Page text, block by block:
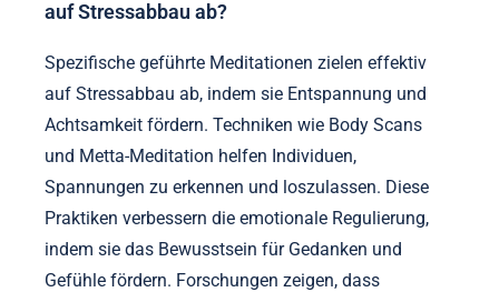
auf Stressabbau ab?
Spezifische geführte Meditationen zielen effektiv
auf Stressabbau ab, indem sie Entspannung und
Achtsamkeit fördern. Techniken wie Body Scans
und Metta-Meditation helfen Individuen,
Spannungen zu erkennen und loszulassen. Diese
Praktiken verbessern die emotionale Regulierung,
indem sie das Bewusstsein für Gedanken und
Gefühle fördern. Forschungen zeigen, dass